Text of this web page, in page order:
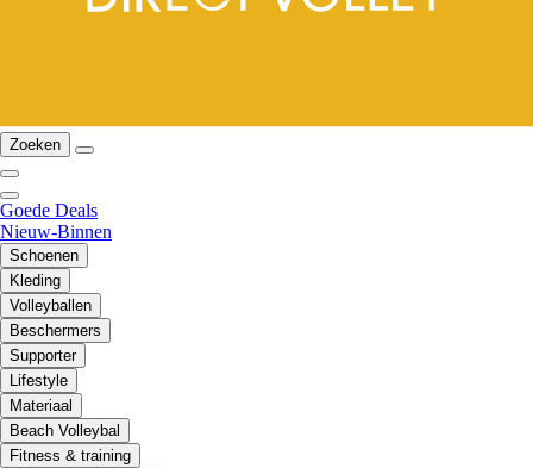
Zoeken
Goede Deals
Nieuw-Binnen
Schoenen
Kleding
Volleyballen
Beschermers
Supporter
Lifestyle
Materiaal
Beach Volleybal
Fitness & training